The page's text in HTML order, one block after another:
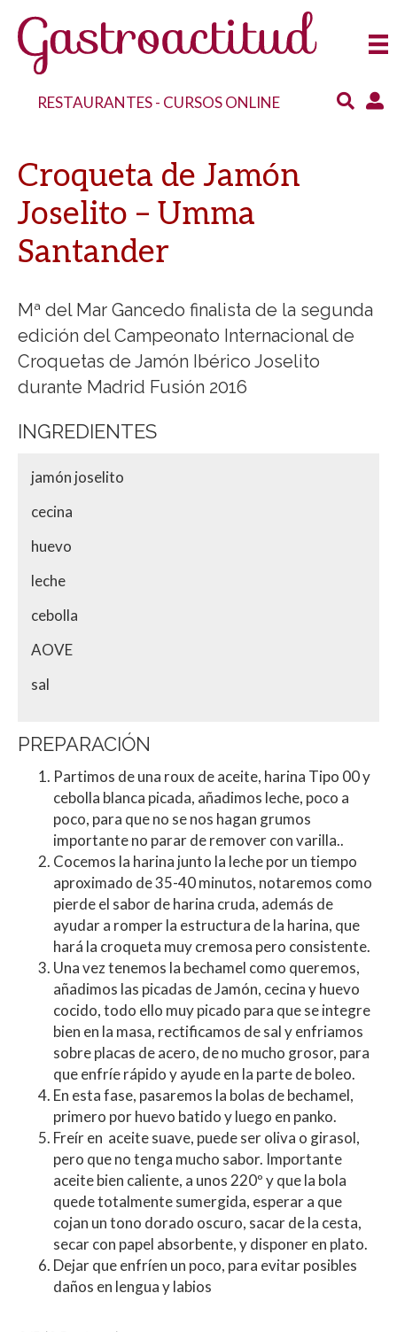
RESTAURANTES- CURSOS ONLINE
Croqueta de Jamón
Joselito – Umma
Santander
Mª del Mar Gancedo finalista de la segunda
edición del Campeonato Internacional de
Croquetas de Jamón Ibérico Joselito
durante Madrid Fusión 2016
INGREDIENTES
jamón joselito
cecina
huevo
leche
cebolla
AOVE
sal
PREPARACIÓN
Partimos de una roux de aceite, harina Tipo 00 y
cebolla blanca picada, añadimos leche, poco a
poco, para que no se nos hagan grumos
importante no parar de remover con varilla..
Cocemos la harina junto la leche por un tiempo
aproximado de 35-40 minutos, notaremos como
pierde el sabor de harina cruda, además de
ayudar a romper la estructura de la harina, que
hará la croqueta muy cremosa pero consistente.
Una vez tenemos la bechamel como queremos,
añadimos las picadas de Jamón, cecina y huevo
cocido, todo ello muy picado para que se integre
bien en la masa, rectificamos de sal y enfriamos
sobre placas de acero, de no mucho grosor, para
que enfríe rápido y ayude en la parte de boleo.
En esta fase, pasaremos la bolas de bechamel,
primero por huevo batido y luego en panko.
Freír en aceite suave, puede ser oliva o girasol,
pero que no tenga mucho sabor. Importante
aceite bien caliente, a unos 220º y que la bola
quede totalmente sumergida, esperar a que
cojan un tono dorado oscuro, sacar de la cesta,
secar con papel absorbente, y disponer en plato.
Dejar que enfríen un poco, para evitar posibles
daños en lengua y labios